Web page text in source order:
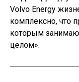
Volvo Energy
комплексно, что
которым
целом».